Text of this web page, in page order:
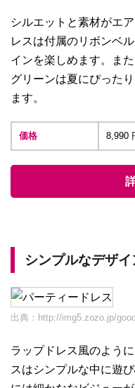
シルエットと素材がエ
レスは付属のリボンベ
インを楽しめます。ま
グリーンは夏にぴった
ます。
価格 8,990
シンプルなデザ
出典： http://img5.zozo.jp/
ラップドレス風のよう
スはシンプルな中に遊